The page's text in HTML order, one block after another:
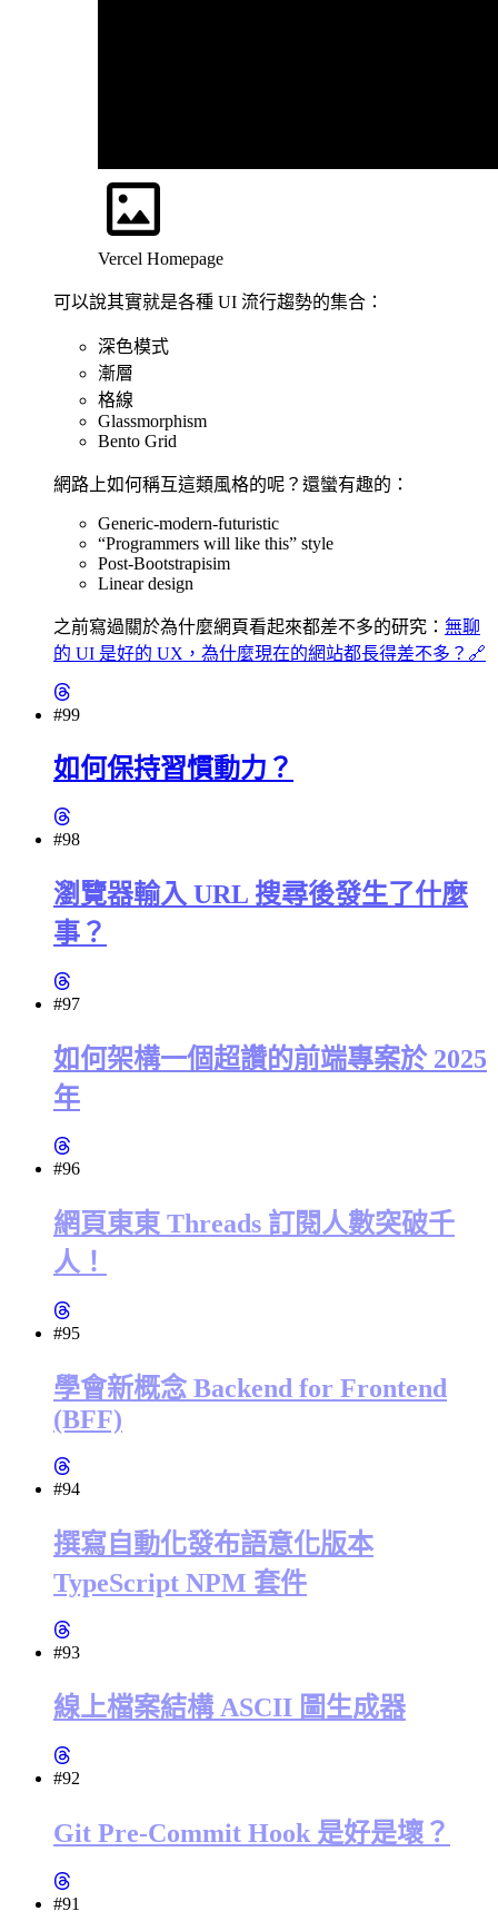
Vercel Homepage
可以說其實就是各種 UI 流行趨勢的集合：
深色模式
漸層
格線
Glassmorphism
Bento Grid
網路上如何稱互這類風格的呢？還蠻有趣的：
Generic-modern-futuristic
“Programmers will like this” style
Post-Bootstrapisim
Linear design
之前寫過關於為什麼網頁看起來都差不多的研究： 無聊
的 UI 是好的 UX，為什麼現在的網站都長得差不多？ 🔗
#99
如何保持習慣動力？
#98
瀏覽器輸入 URL 搜尋後發生了什麼
事？
#97
如何架構一個超讚的前端專案於 2025
年
#96
網頁東東 Threads 訂閱人數突破千
人！
#95
學會新概念 Backend for Frontend
(BFF)
#94
撰寫自動化發布語意化版本
TypeScript NPM 套件
#93
線上檔案結構 ASCII 圖生成器
#92
Git Pre-Commit Hook 是好是壞？
#91